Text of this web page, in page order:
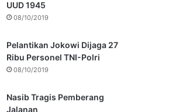
UUD 1945
08/10/2019
Pelantikan Jokowi Dijaga 27
Ribu Personel TNI-Polri
08/10/2019
Nasib Tragis Pemberang
Jalanan